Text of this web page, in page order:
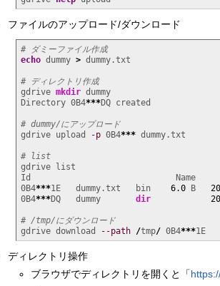
ファイルのアップロード/ダウンロード
# ダミーファイル作成
echo dummy > dummy.txt
# ディレクトリ作成
gdrive mkdir dummy
Directory 0B4***DQ created
# dummy/にアップロード
gdrive upload
-p 0B4*** dummy.txt
# list
gdrive list
Id                             Name
0B4***1E   dummy.txt   bin 6.0 B
0B4***DQ   dummy dir
# /tmp/にダウンロード
gdrive download
--path /tmp/ 0B4***1E
ディレクトリ操作
ブラウザでディレクトリを開くと「